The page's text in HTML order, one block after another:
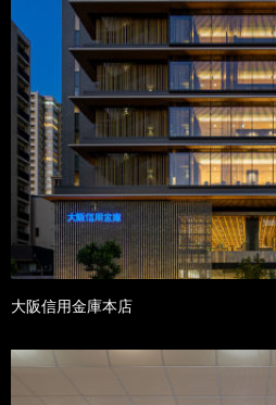
大阪信用金庫本店